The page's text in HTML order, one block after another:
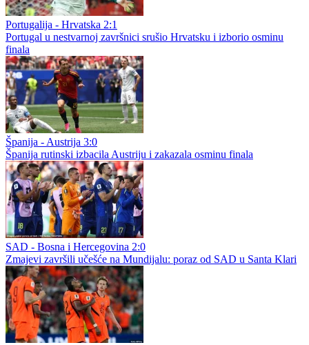
Portugalija - Hrvatska 2:1
Portugal u nestvarnoj završnici srušio Hrvatsku i izborio osminu
finala
Španija - Austrija 3:0
Španija rutinski izbacila Austriju i zakazala osminu finala
SAD - Bosna i Hercegovina 2:0
Zmajevi završili učešće na Mundijalu: poraz od SAD u Santa Klari